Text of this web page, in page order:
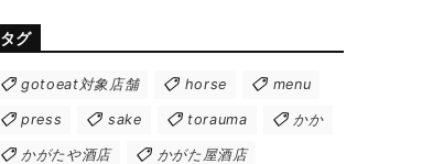
タグ
gotoeat対象店舗 horse menu
press sake torauma かか
かがたや酒店 かがた屋酒店